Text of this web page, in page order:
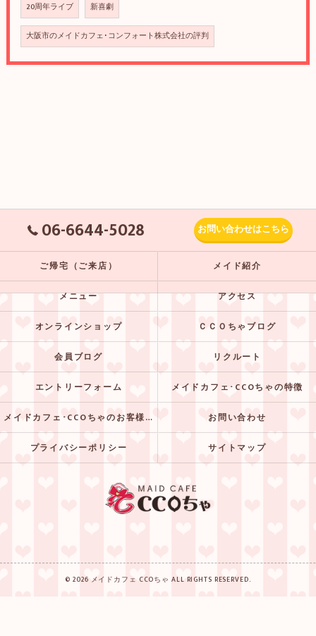
20周年ライブ 新喜劇
大阪市のメイドカフェ･コンフォート株式会社の評判
06-6644-5028 お問い合わせはこちら
ご帰宅（ご来店） メイド紹介
メニュー アクセス
オンラインショップ ＣＣＯちゃブログ
会員ブログ リクルート
エントリーフォーム メイドカフェ･CCOちゃの特徴
メイドカフェ･CCOちゃのお客様の声 お問い合わせ
プライバシーポリシー サイトマップ
© 2026 メイドカフェ CCOちゃ ALL RIGHTS RESERVED.